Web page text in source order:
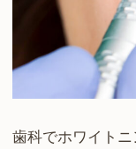
歯科でホワイト